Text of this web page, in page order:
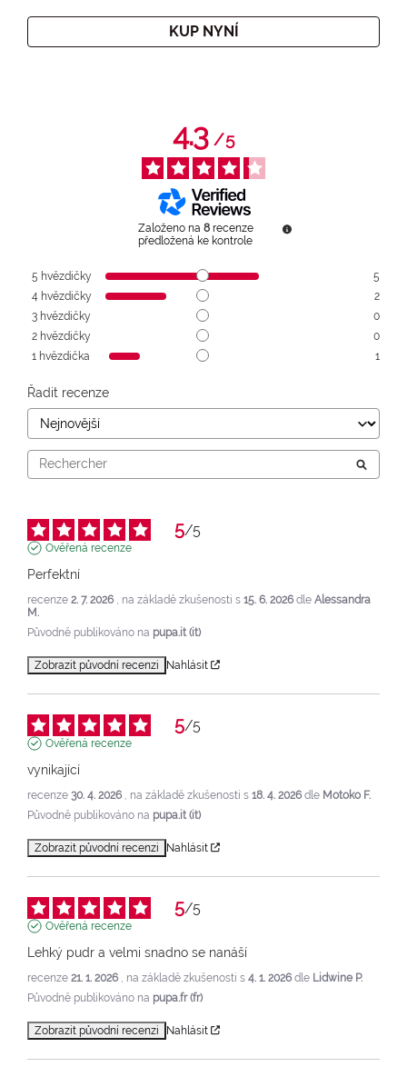
KUP NYNÍ
4.3/5
Založeno na 8 recenze
předložená ke kontrole
5 hvězdičky
5
4 hvězdičky
2
3 hvězdičky
0
2 hvězdičky
0
1 hvězdička 1
Řadit recenze
5/5
Ověřená recenze
Perfektní
recenze 2. 7. 2026 , na základě zkušenosti s 15. 6. 2026 dle Alessandra
M.
Původně publikováno na pupa.it (it)
Zobrazit původní recenzi Nahlásit
5/5
Ověřená recenze
vynikající
recenze 30. 4. 2026 , na základě zkušenosti s 18. 4. 2026 dle Motoko F.
Původně publikováno na pupa.it (it)
Zobrazit původní recenzi Nahlásit
5/5
Ověřená recenze
Lehký pudr a velmi snadno se nanáší
recenze 21. 1. 2026 , na základě zkušenosti s 4. 1. 2026 dle Lidwine P.
Původně publikováno na pupa.fr (fr)
Zobrazit původní recenzi Nahlásit